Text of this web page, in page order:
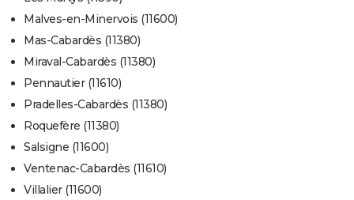
Malves-en-Minervois (11600)
Mas-Cabardès (11380)
Miraval-Cabardès (11380)
Pennautier (11610)
Pradelles-Cabardès (11380)
Roquefère (11380)
Salsigne (11600)
Ventenac-Cabardès (11610)
Villalier (11600)